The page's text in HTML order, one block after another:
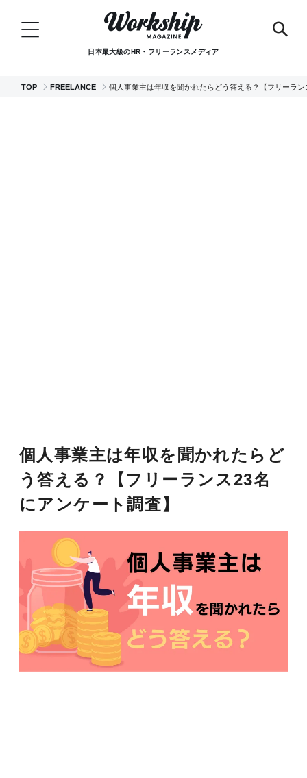
日本最大級のHR・フリーランスメディア
TOP FREELANCE 個人事業主は年収を聞かれたらどう答える？【フリーラ
個人事業主は年収を聞かれたらど
う答える？【フリーランス23名
にアンケート調査】